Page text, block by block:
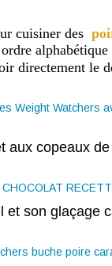
cuisiner des
directement le
aux copeaux
et son glaçage